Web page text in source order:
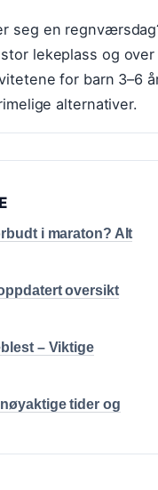
seg en
lekeplass og
for barn 3–6
alternativer.
i maraton? Alt
oversikt
– Viktige
tider og